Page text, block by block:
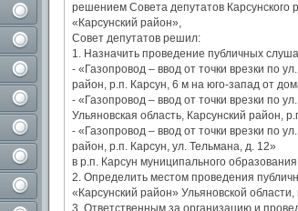
решением Совета депутатов Карсунского
«Карсунский район»,
Совет депутатов решил:
1. Назначить проведение публичных
- «Газопровод – ввод от точки врезки по
район, р.п. Карсун, 6 м на юго-запад от
- «Газопровод – ввод от точки врезки по
Ульяновская область, Карсунский район,
- «Газопровод – ввод от точки врезки по
район, р.п. Карсун, ул. Тельмана, д. 12»
в р.п. Карсун муниципального
2. Определить местом проведения
«Карсунский район» Ульяновской